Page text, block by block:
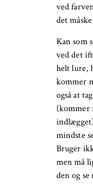
ved
det
Kan som
ved det
helt lure,
kommer
også at
(kommer
mindste
Bruger
men må
den og